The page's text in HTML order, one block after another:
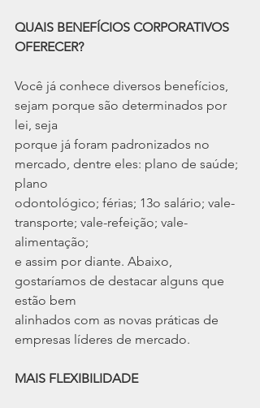
QUAIS BENEFÍCIOS CORPORATIVOS
OFERECER?
Você já conhece diversos benefícios,
sejam porque são determinados por
lei, seja
porque já foram padronizados no
mercado, dentre eles: plano de saúde;
plano
odontológico; férias; 13o salário; vale-
transporte; vale-refeição; vale-
alimentação;
e assim por diante. Abaixo,
gostaríamos de destacar alguns que
estão bem
alinhados com as novas práticas de
empresas líderes de mercado.
MAIS FLEXIBILIDADE